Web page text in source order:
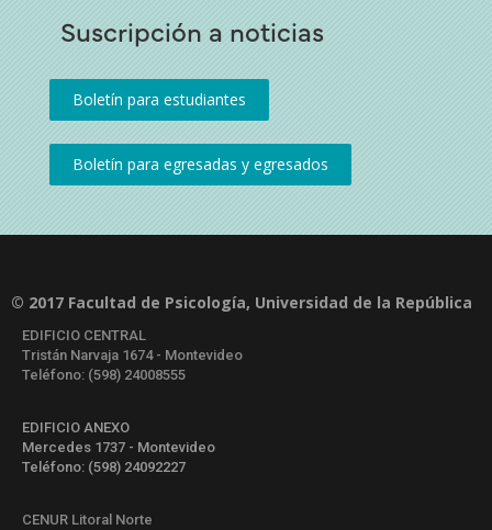
Suscripción a noticias
© 2017 Facultad de Psicología, Universidad de la República
EDIFICIO CENTRAL
Tristán Narvaja 1674 - Montevideo
Teléfono: (598) 24008555
EDIFICIO ANEXO
Mercedes 1737 - Montevideo
Teléfono: (598) 24092227
CENUR Litoral Norte